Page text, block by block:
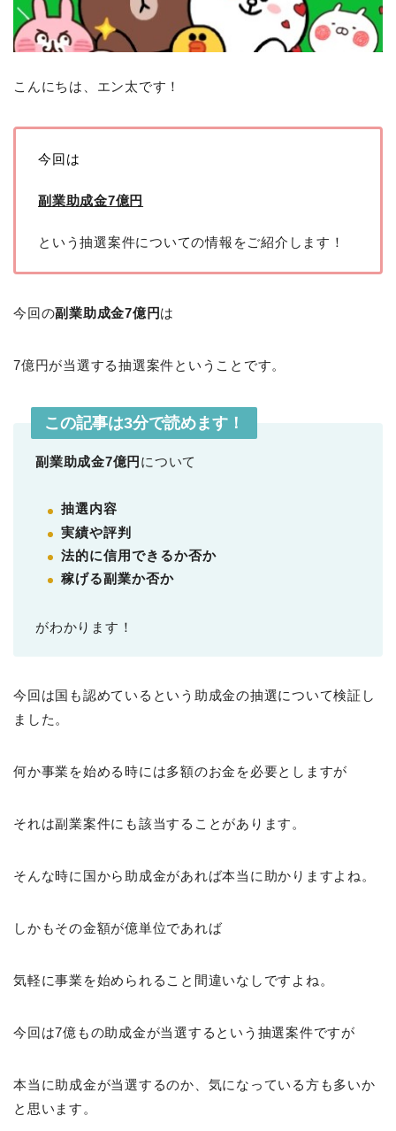
こんにちは、エン太です！
今回は
副業助成金7億円
という抽選案件についての情報をご紹介します！
今回の副業助成金7億円は
7億円が当選する抽選案件ということです。
この記事は3分で読めます！
副業助成金7億円 について
抽選内容
実績や評判
法的に信用できるか否か
稼げる副業か否か
がわかります！
今回は国も認めているという助成金の抽選について検証し
ました。
何か事業を始める時には多額のお金を必要としますが
それは副業案件にも該当することがあります。
そんな時に国から助成金があれば本当に助かりますよね。
しかもその金額が億単位であれば
気軽に事業を始められること間違いなしですよね。
今回は7億もの助成金が当選するという抽選案件ですが
本当に助成金が当選するのか、気になっている方も多いか
と思います。